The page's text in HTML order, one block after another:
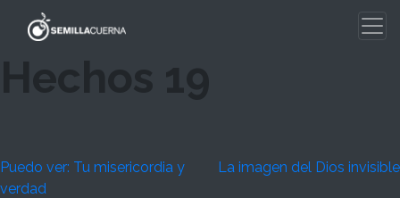
Hechos 19
Navegación
Puedo ver: Tu misericordia y
verdad
La imagen del Dios invisible